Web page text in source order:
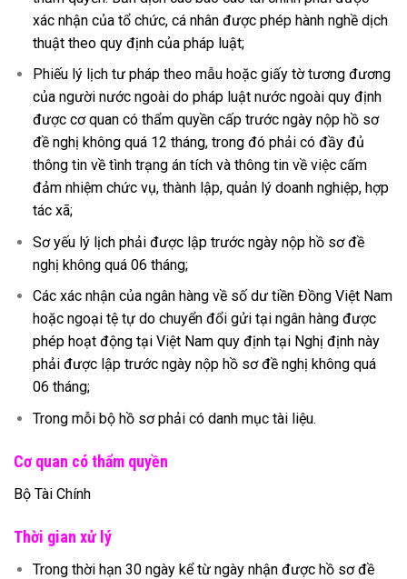
xác nhận của tổ chức, cá nhân được phép hành nghề dịch
thuật theo quy định của pháp luật;
Phiếu lý lịch tư pháp theo mẫu hoặc giấy tờ tương đương
của người nước ngoài do pháp luật nước ngoài quy định
được cơ quan có thẩm quyền cấp trước ngày nộp hồ sơ
đề nghị không quá 12 tháng, trong đó phải có đầy đủ
thông tin về tình trạng án tích và thông tin về việc cấm
đảm nhiệm chức vụ, thành lập, quản lý doanh nghiệp, hợp
tác xã;
Sơ yếu lý lịch phải được lập trước ngày nộp hồ sơ đề
nghị không quá 06 tháng;
Các xác nhận của ngân hàng về số dư tiền Đồng Việt Nam
hoặc ngoại tệ tự do chuyển đổi gửi tại ngân hàng được
phép hoạt động tại Việt Nam quy định tại Nghị định này
phải được lập trước ngày nộp hồ sơ đề nghị không quá
06 tháng;
Trong mỗi bộ hồ sơ phải có danh mục tài liệu.
Cơ quan có thẩm quyền
Bộ Tài Chính
Thời gian xử lý
Trong thời hạn 30 ngày kể từ ngày nhận được hồ sơ đề